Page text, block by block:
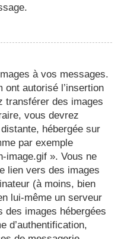
à vos messages.
autorisé l’insertion
transférer des images
vous devrez
hébergée sur
par exemple
image.gif ». Vous ne
lien vers des images
(à moins, bien
lui-même un serveur
des images hébergées
d’authentification,